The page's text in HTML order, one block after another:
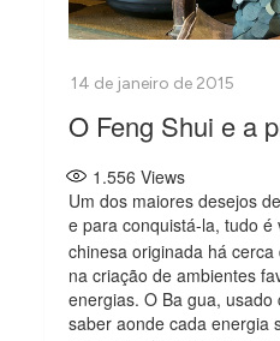
O Feng Shui e a
1.556 Views
Um dos maiores desejos
e para conquistá-la, tudo
chinesa originada há
na criação de ambientes
energias. O Ba gua,
saber aonde cada energia